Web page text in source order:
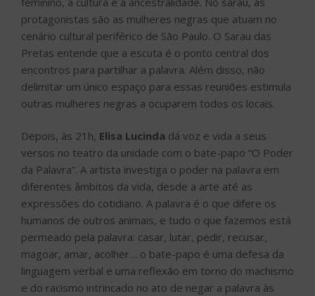
protagonistas são as mulheres negras que atuam no
cenário cultural periférico de São Paulo. O Sarau das
Pretas entende que a escuta é o ponto central dos
encontros para partilhar a palavra. Além disso, não
delimitar um único espaço para essas reuniões estimula
outras mulheres negras a ocuparem todos os locais.
Depois, às 21h, Elisa Lucinda dá voz e vida a seus
versos no teatro da unidade com o bate-papo “O Poder
da Palavra”. A artista investiga o poder na palavra em
diferentes âmbitos da vida, desde a arte até as
expressões do cotidiano. A palavra é o que difere os
humanos de outros animais, e tudo o que fazemos está
permeado pela palavra: casar, lutar, pedir, recusar,
magoar, amar, acolher… o bate-papo é uma defesa da
linguagem verbal e uma reflexão em torno do machismo
e do racismo intrincado no ato de negar a palavra às